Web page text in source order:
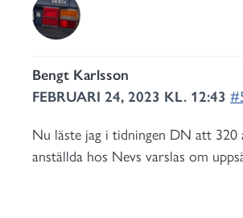
Bengt Karlsson
FEBRUARI 24, 2023 KL. 12:43
Nu läste jag i tidningen DN att 320
anställda hos Nevs varslas om